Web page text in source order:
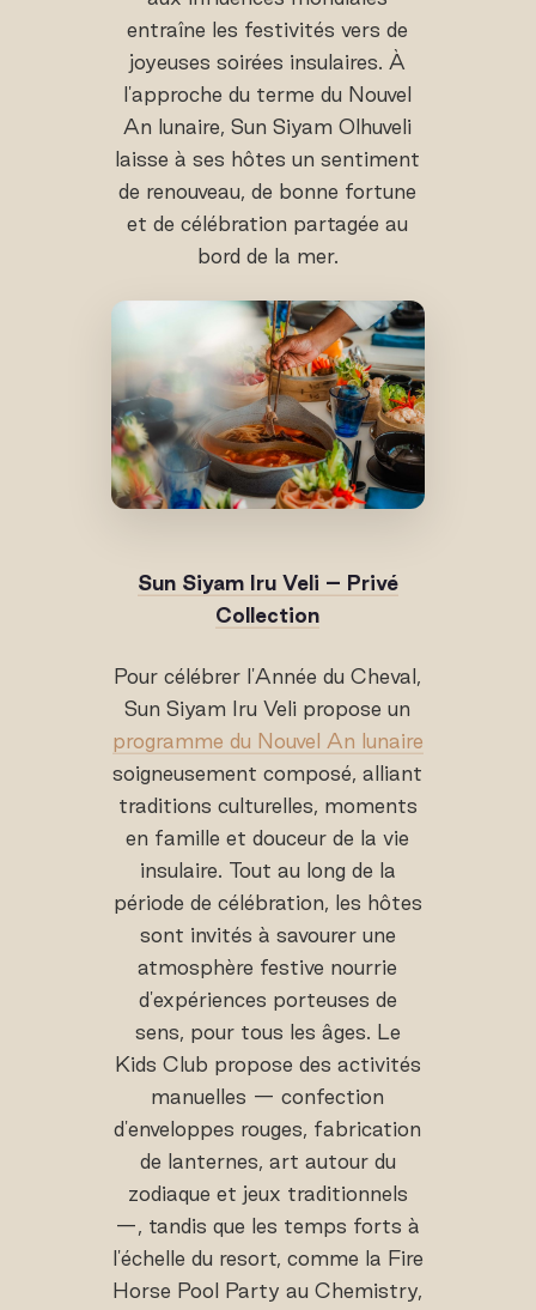
entraîne les festivités vers de
joyeuses soirées insulaires. À
l'approche du terme du Nouvel
An lunaire, Sun Siyam Olhuveli
laisse à ses hôtes un sentiment
de renouveau, de bonne fortune
et de célébration partagée au
bord de la mer.
Sun Siyam Iru Veli – Privé
Collection
Pour célébrer l'Année du Cheval,
Sun Siyam Iru Veli propose un
programme du Nouvel An lunaire
soigneusement composé, alliant
traditions culturelles, moments
en famille et douceur de la vie
insulaire. Tout au long de la
période de célébration, les hôtes
sont invités à savourer une
atmosphère festive nourrie
d'expériences porteuses de
sens, pour tous les âges. Le
Kids Club propose des activités
manuelles — confection
d'enveloppes rouges, fabrication
de lanternes, art autour du
zodiaque et jeux traditionnels
—, tandis que les temps forts à
l'échelle du resort, comme la Fire
Horse Pool Party au Chemistry,